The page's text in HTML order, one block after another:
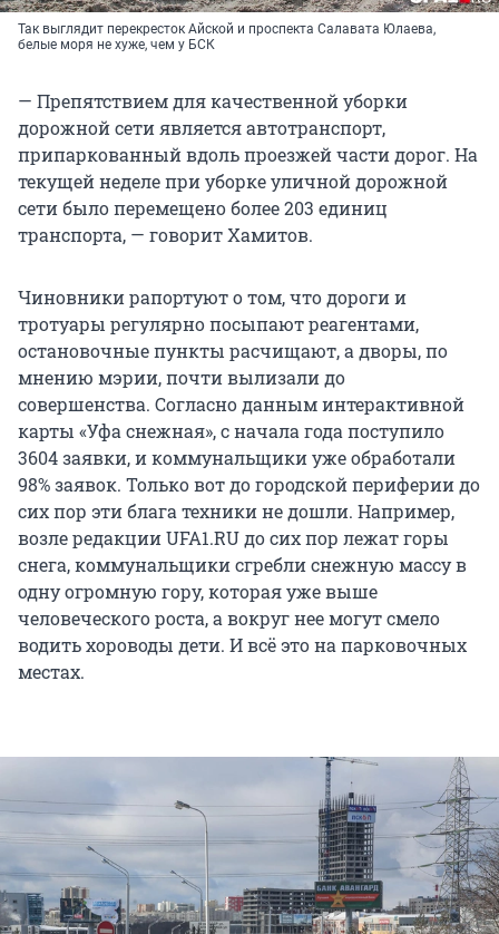
Так выглядит перекресток Айской и проспекта Салавата Юлаева,
белые моря не хуже, чем у БСК
— Препятствием для качественной уборки
дорожной сети является автотранспорт,
припаркованный вдоль проезжей части дорог. На
текущей неделе при уборке уличной дорожной
сети было перемещено более 203 единиц
транспорта, — говорит Хамитов.
Чиновники рапортуют о том, что дороги и
тротуары регулярно посыпают реагентами,
остановочные пункты расчищают, а дворы, по
мнению мэрии, почти вылизали до
совершенства. Согласно данным интерактивной
карты «Уфа снежная», с начала года поступило
3604 заявки, и коммунальщики уже обработали
98% заявок. Только вот до городской периферии до
сих пор эти блага техники не дошли. Например,
возле редакции UFA1.RU до сих пор лежат горы
снега, коммунальщики сгребли снежную массу в
одну огромную гору, которая уже выше
человеческого роста, а вокруг нее могут смело
водить хороводы дети. И всё это на парковочных
местах.